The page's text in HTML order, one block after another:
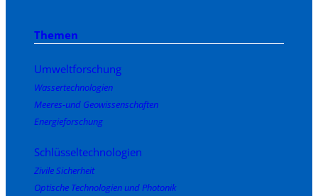
Themen
Umweltforschung
Wassertechnologien
Meeres-und Geowissenschaften
Energieforschung
Schlüsseltechnologien
Zivile Sicherheit
Optische Technologien und Photonik